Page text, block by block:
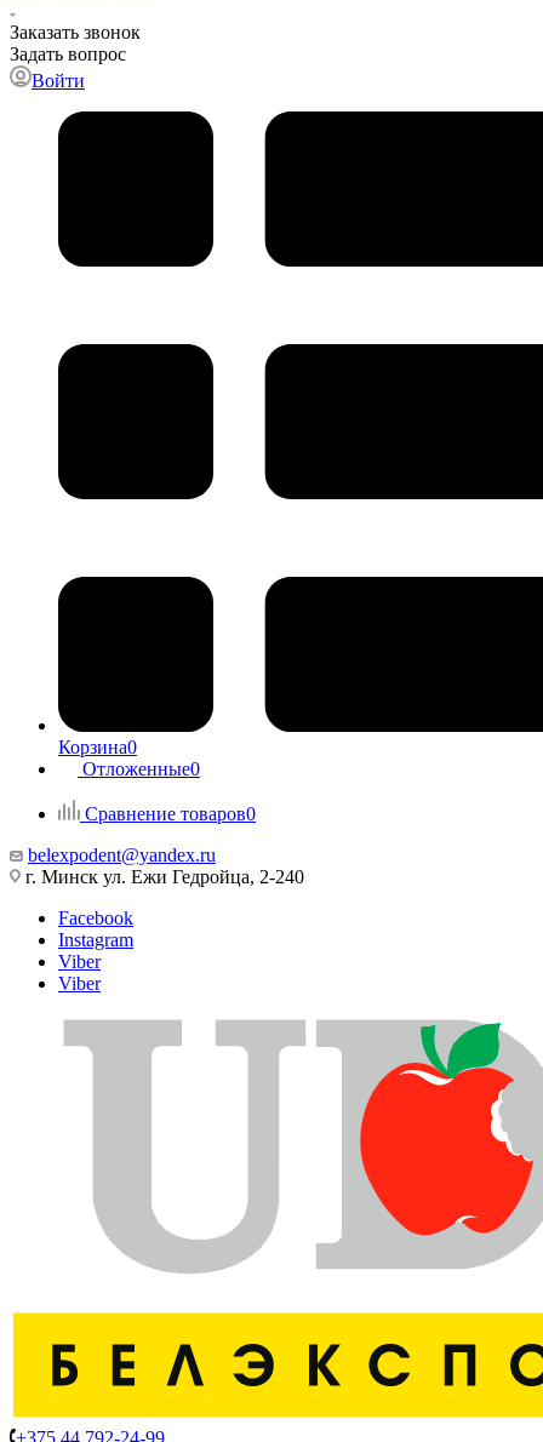
Заказать звонок
Задать вопрос
Войти
Корзина0
Отложенные0
Сравнение товаров0
belexpodent@yandex.ru
г. Минск ул. Ежи Гедройца, 2-240
Facebook
Instagram
Viber
Viber
+375 44 792-24-99